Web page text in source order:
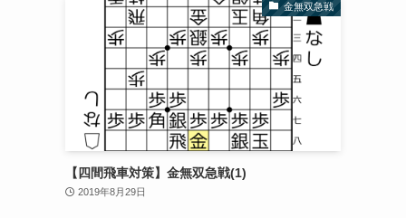
金無双急戦
【四間飛車対策】金無双急戦(1)
2019年8月29日